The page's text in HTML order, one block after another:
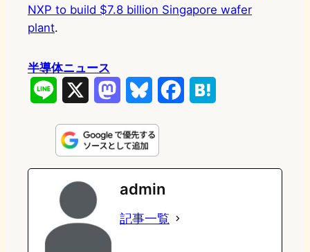
NXP to build $7.8 billion Singapore wafer
plant.
半導体ニュース
n
e
s
t
o
d
u
e
s
k
e
e
admin
記事一覧